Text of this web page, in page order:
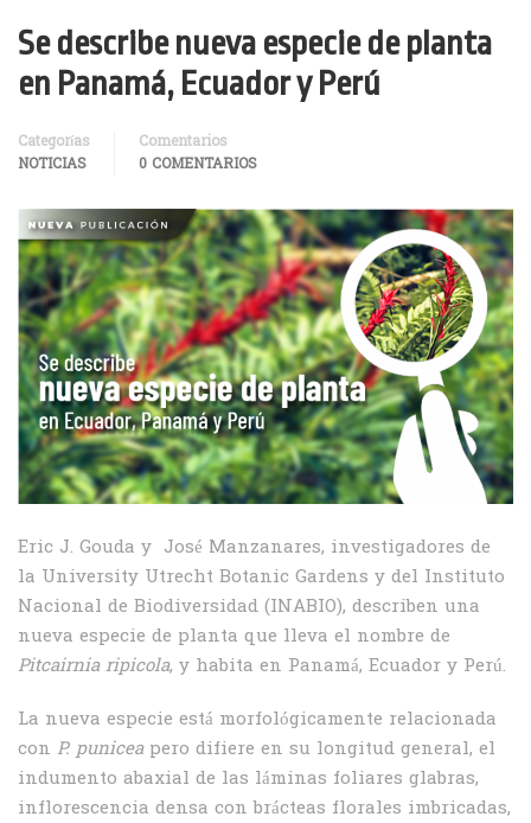
Se describe nueva especie de planta
en Panamá, Ecuador y Perú
Categorías
NOTICIAS
Comentarios
0 COMENTARIOS
Eric J. Gouda y José Manzanares, investigadores de
la University Utrecht Botanic Gardens y del Instituto
Nacional de Biodiversidad (INABIO), describen una
nueva especie de planta que lleva el nombre de
Pitcairnia ripicola, y habita en Panamá, Ecuador y Perú.
La nueva especie está morfológicamente relacionada
con P. puniceapero difiere en su longitud general, el
indumento abaxial de las láminas foliares glabras,
inflorescencia densa con brácteas florales imbricadas,